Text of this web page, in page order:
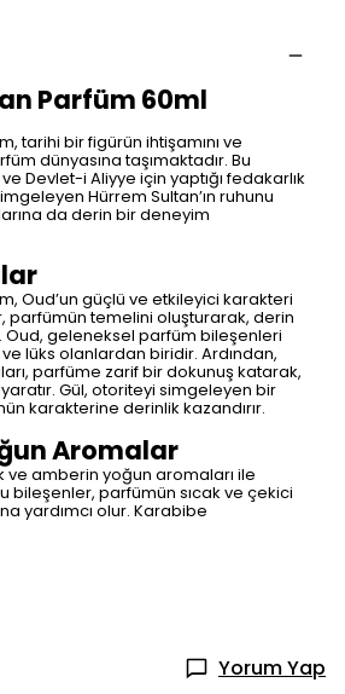
Parfüm 60ml
tarihi bir figürün ihtişamını ve
dünyasına taşımaktadır. Bu
Devlet-i Aliyye için yaptığı fedakarlık
Hürrem Sultan’ın ruhunu
da derin bir deneyim
Oud’un güçlü ve etkileyici karakteri
parfümün temelini oluşturarak, derin
Oud, geleneksel parfüm bileşenleri
lüks olanlardan biridir. Ardından,
parfüme zarif bir dokunuş katarak,
Gül, otoriteyi simgeleyen bir
karakterine derinlik kazandırır.
Aromalar
ve amberin yoğun aromaları ile
bileşenler, parfümün sıcak ve çekici
yardımcı olur. Karabibe
Yorum Yap